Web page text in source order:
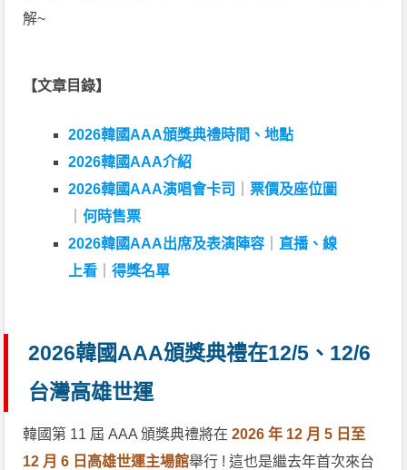
解~
【文章目錄】
2026韓國AAA頒獎典禮時間、地點
2026韓國AAA介紹
2026韓國AAA演唱會卡司
｜票價及座位圖
｜何時售票
2026韓國AAA出席及表演陣容
直播、線
上看 ｜得獎名單
2026韓國AAA頒獎典禮在12/5、12/6
台灣高雄世運
韓國第 11 屆 AAA 頒獎典禮將在 2026 年 12 月 5 日至
12 月 6 日高雄世運主場館舉行 ! 這也是繼去年首次來台